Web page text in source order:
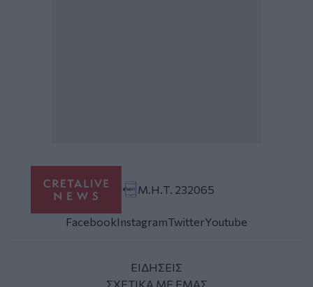
Μ.Η.Τ. 232065
FacebookInstagramTwitterYoutube
ΕΙΔΗΣΕΙΣ
ΣΧΕΤΙΚΑ ΜΕ ΕΜΑΣ